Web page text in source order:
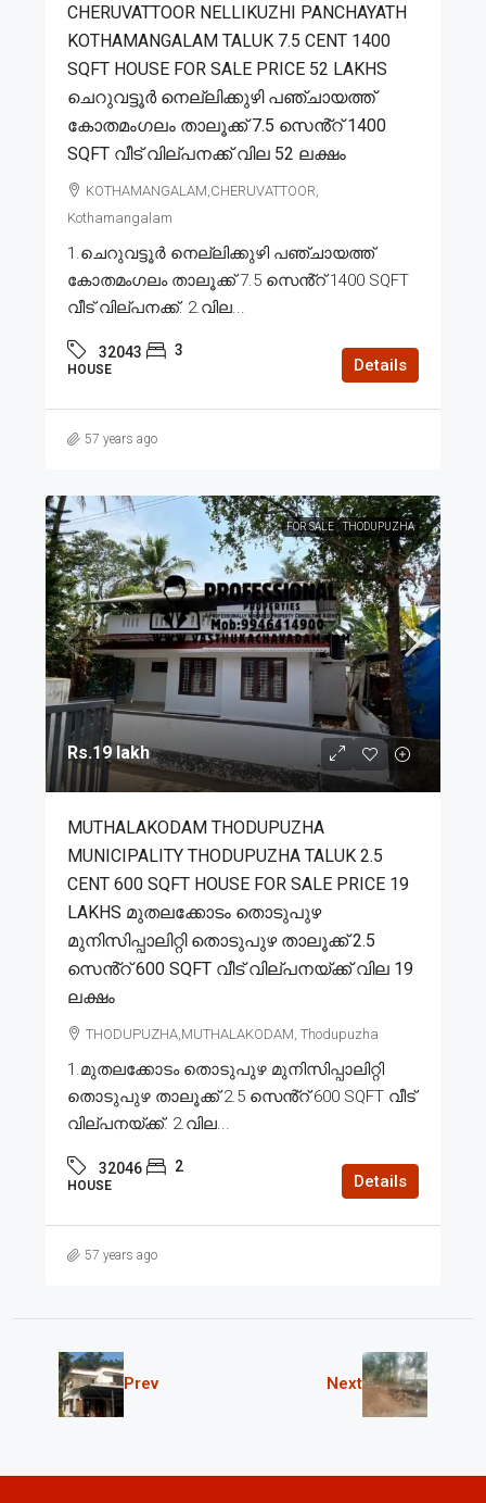
CHERUVATTOOR NELLIKUZHI PANCHAYATH
KOTHAMANGALAM TALUK 7.5 CENT 1400
SQFT HOUSE FOR SALE PRICE 52 LAKHS
ചെറുവട്ടൂർ നെല്ലിക്കുഴി പഞ്ചായത്ത്
കോതമംഗലം താലൂക്ക് 7.5 സെൻ്റ് 1400
SQFT വീട് വില്പനക്ക് വില 52 ലക്ഷം
KOTHAMANGALAM,CHERUVATTOOR,
Kothamangalam
1.ചെറുവട്ടൂർ നെല്ലിക്കുഴി പഞ്ചായത്ത്
കോതമംഗലം താലൂക്ക് 7.5 സെൻ്റ് 1400 SQFT
വീട് വില്പനക്ക്. 2.വില...
32043 3
HOUSE Details
57 years ago
FOR SALE THODUPUZHA
Rs.19 lakh
MUTHALAKODAM THODUPUZHA
MUNICIPALITY THODUPUZHA TALUK 2.5
CENT 600 SQFT HOUSE FOR SALE PRICE 19
LAKHS മുതലക്കോടം തൊടുപുഴ
മുനിസിപ്പാലിറ്റി തൊടുപുഴ താലൂക്ക് 2.5
സെൻ്റ് 600 SQFT വീട് വില്പനയ്ക്ക് വില 19
ലക്ഷം
THODUPUZHA,MUTHALAKODAM, Thodupuzha
1.മുതലക്കോടം തൊടുപുഴ മുനിസിപ്പാലിറ്റി
തൊടുപുഴ താലൂക്ക് 2.5 സെൻ്റ് 600 SQFT വീട്
വില്പനയ്ക്ക്. 2.വില...
32046 2
HOUSE Details
57 years ago
Prev Next